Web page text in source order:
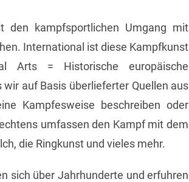
den kampfsportlichen Umgang mit
International ist diese Kampfkunst
Arts = Historische europäische
auf Basis überlieferter Quellen aus
Kampfesweise beschreiben oder
umfassen den Kampf mit dem
die Ringkunst und vieles mehr.
sich über Jahrhunderte und erfuhren